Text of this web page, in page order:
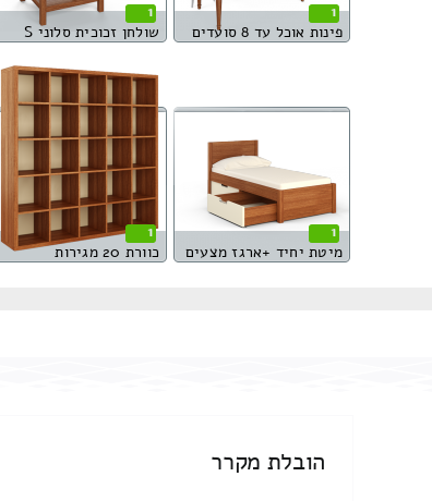
1
פינות אוכל עד 8 סועדים
1
שולחן זכוכית סלוני S
1
מיטת יחיד +ארגז מצעים
1
כוורת 20 מגירות
הובלת מקרר